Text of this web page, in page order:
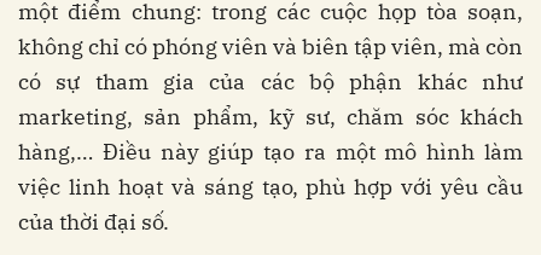
một điểm chung: trong các cuộc họp tòa soạn,
không chỉ có phóng viên và biên tập viên, mà còn
có sự tham gia của các bộ phận khác như
marketing, sản phẩm, kỹ sư, chăm sóc khách
hàng,… Điều này giúp tạo ra một mô hình làm
việc linh hoạt và sáng tạo, phù hợp với yêu cầu
của thời đại số.